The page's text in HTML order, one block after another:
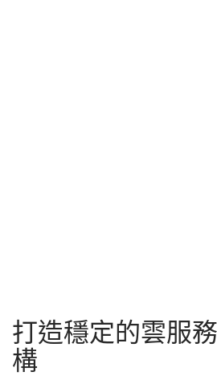
打造穩定的雲服
構